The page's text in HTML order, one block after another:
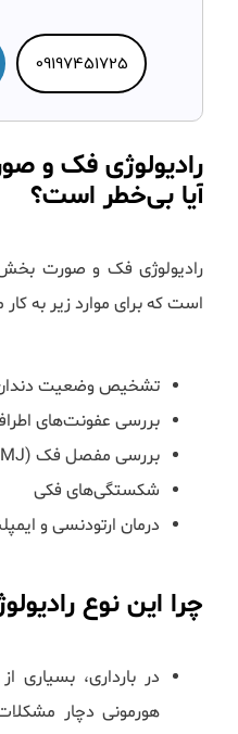
09197451725
رادیولوژی فک و
آیا بی‌خطر است؟
رادیولوژی فک و صورت
است که برای موارد زیر به
تشخیص وضعیت
بررسی عفونت‌های
بررسی مفصل فک (TMJ)
شکستگی‌های فکی
درمان ارتودنسی و
چرا این نوع
در بارداری، بسیاری
هورمونی دچار